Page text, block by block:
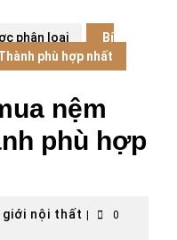
phân loại
Bí
phù hợp nhất
nệm
phù hợp
giới nội thất Thế
0